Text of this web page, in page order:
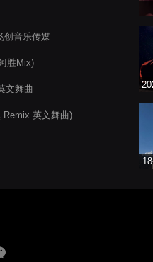
创音乐传媒
胜Mix)
文舞曲
Remix 英文舞曲)